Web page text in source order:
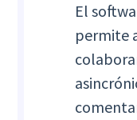
El
permite